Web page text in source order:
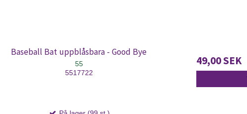
Baseball Bat uppblåsbara - Good Bye
55
5517722
49,00 SEK